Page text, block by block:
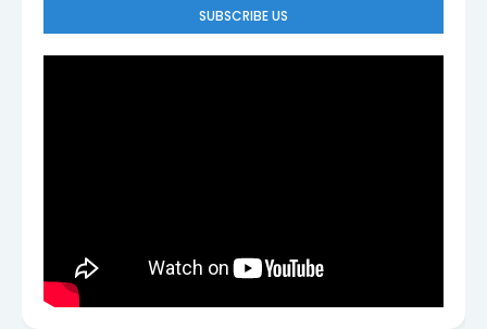
SUBSCRIBE US